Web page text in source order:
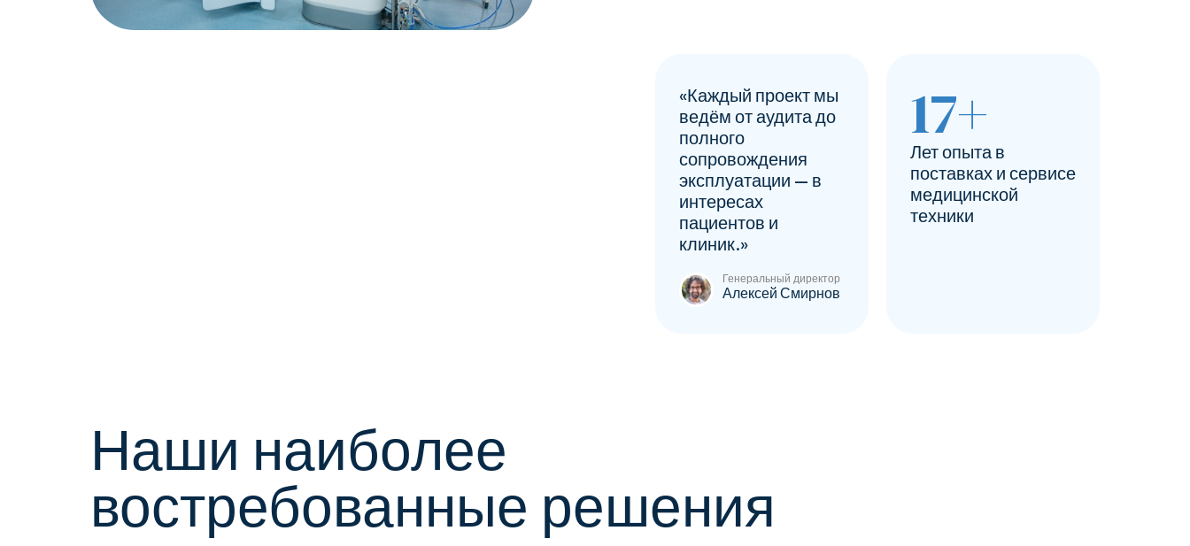
«Каждый проект мы
ведём от аудита до
полного
сопровождения
эксплуатации — в
интересах
пациентов и
клиник.»
Генеральный директор
Алексей Смирнов
Лет опыта в
поставках и сервисе
медицинской
техники
17+
Наши наиболее
востребованные решения